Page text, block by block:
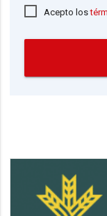
Acepto los